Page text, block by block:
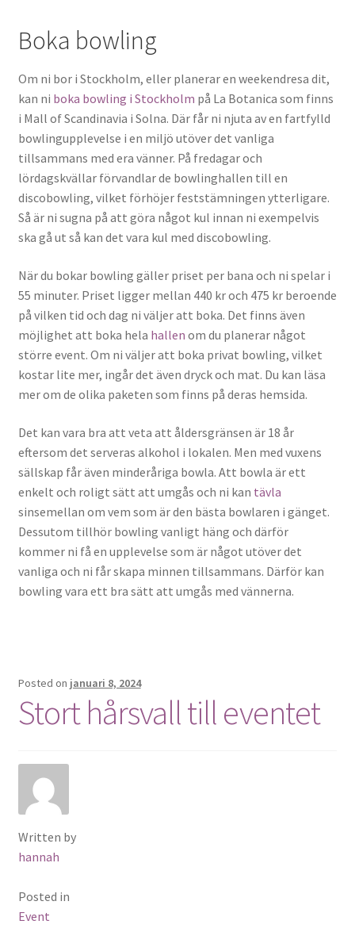
Boka bowling
Om ni bor i Stockholm, eller planerar en weekendresa dit,
kan ni boka bowling i Stockholm på La Botanica som finns
i Mall of Scandinavia i Solna. Där får ni njuta av en fartfylld
bowlingupplevelse i en miljö utöver det vanliga
tillsammans med era vänner. På fredagar och
lördagskvällar förvandlar de bowlinghallen till en
discobowling, vilket förhöjer feststämningen ytterligare.
Så är ni sugna på att göra något kul innan ni exempelvis
ska gå ut så kan det vara kul med discobowling.
När du bokar bowling gäller priset per bana och ni spelar i
55 minuter. Priset ligger mellan 440 kr och 475 kr beroende
på vilken tid och dag ni väljer att boka. Det finns även
möjlighet att boka hela hallen om du planerar något
större event. Om ni väljer att boka privat bowling, vilket
kostar lite mer, ingår det även dryck och mat. Du kan läsa
mer om de olika paketen som finns på deras hemsida.
Det kan vara bra att veta att åldersgränsen är 18 år
eftersom det serveras alkohol i lokalen. Men med vuxens
sällskap får även minderåriga bowla. Att bowla är ett
enkelt och roligt sätt att umgås och ni kan tävla
sinsemellan om vem som är den bästa bowlaren i gänget.
Dessutom tillhör bowling vanligt häng och därför
kommer ni få en upplevelse som är något utöver det
vanliga och ni får skapa minnen tillsammans. Därför kan
bowling vara ett bra sätt att umgås med vännerna.
Posted on januari 8, 2024
Stort hårsvall till eventet
Written by
hannah
Posted in
Event